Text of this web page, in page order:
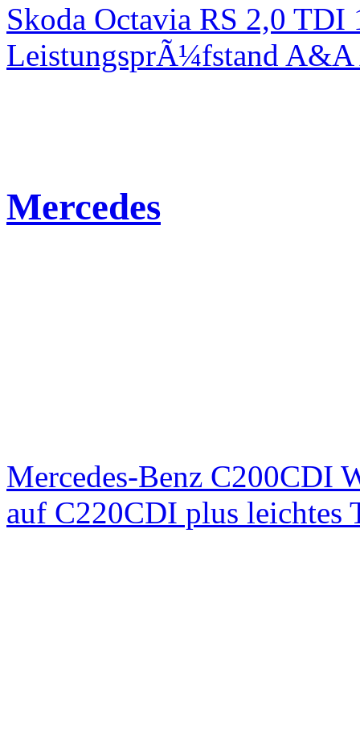
Skoda Octavia RS 2,0
LeistungsprÃ¼fstand
Mercedes
Mercedes-Benz C200CDI
auf C220CDI plus